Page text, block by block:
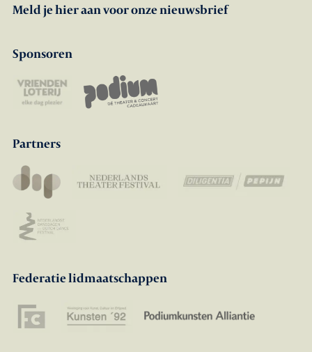
Meld je hier aan voor onze nieuwsbrief
Sponsoren
Partners
Federatie lidmaatschappen